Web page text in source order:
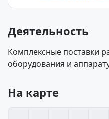
Деятельность
Комплексные поставки
оборудования и
На карте